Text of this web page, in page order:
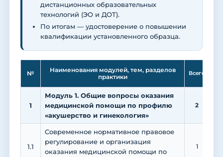
дистанционных образовательных
технологий (ЭО и ДОТ).
По итогам — удостоверение о повышении
квалификации установленного образца.
№
Наименования модулей, тем, разделов
практики
Всего
1
Модуль 1. Общие вопросы оказания
медицинской помощи по профилю
«акушерство и гинекология»
2
1.1
Современное нормативное правовое
регулирование и организация
оказания медицинской помощи по
1